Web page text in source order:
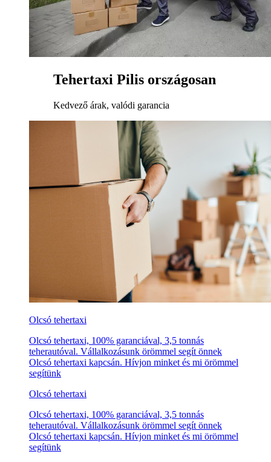
Tehertaxi Pilis országosan
Kedvező árak, valódi garancia
Olcsó tehertaxi
Olcsó tehertaxi, 100% garanciával, 3,5 tonnás
teherautóval. Vállalkozásunk örömmel segít önnek
Olcsó tehertaxi kapcsán. Hívjon minket és mi örömmel
segítünk
Olcsó tehertaxi
Olcsó tehertaxi, 100% garanciával, 3,5 tonnás
teherautóval. Vállalkozásunk örömmel segít önnek
Olcsó tehertaxi kapcsán. Hívjon minket és mi örömmel
segítünk